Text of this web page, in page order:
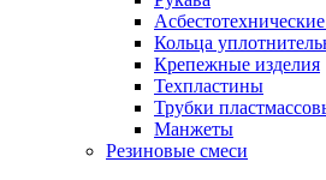
Кольца
Крепежные изделия
Техпластины
Трубки
Манжеты
Резиновые смеси